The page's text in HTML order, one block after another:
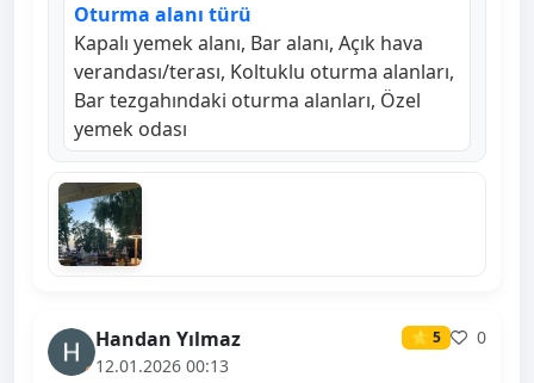
Oturma alanı türü
Kapalı yemek alanı, Bar alanı, Açık hava
verandası/terası, Koltuklu oturma alanları,
Bar tezgahındaki oturma alanları, Özel
yemek odası
Handan Yılmaz ⭐ 5
0
12.01.2026 00:13